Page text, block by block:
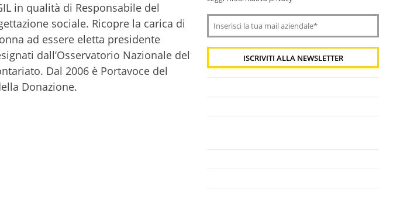
in qualità di Responsabile del
sociale. Ricopre la carica di
ad essere eletta presidente
dall’Osservatorio Nazionale del
Dal 2006 è Portavoce del
Donazione.